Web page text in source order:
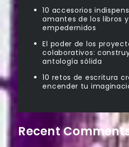
10 accesorios
amantes de los libros
empedernidos
El poder de los
colaborativos:
antología sólida
10 retos de escritura
encender tu
Recent